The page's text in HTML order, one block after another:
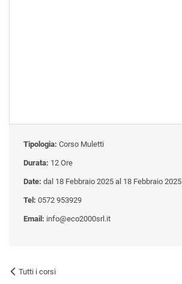
Tipologia: Corso Muletti
Durata: 12 Ore
Date: dal 18 Febbraio 2025 al 18 Febbraio 2025
Tel: 0572 953929
Email: info@eco2000srl.it
Tutti i corsi